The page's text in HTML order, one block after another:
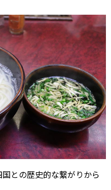
との歴史的な繋がりから